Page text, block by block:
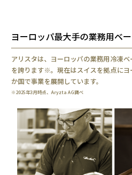
ヨーロッパ最大手の業務用ベ
アリスタは、ヨーロッパの業務用冷凍
を誇ります※。現在はスイスを拠点にヨ
か国で事業を展開しています。
※2025年3月時点、Aryzta AG調べ